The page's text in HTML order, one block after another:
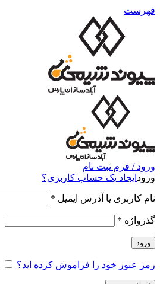
فهرست
ورود / فرم ثبت نام
ورود ایجاد یک حساب کاربری؟
نام کاربری یا آدرس ایمیل *
گذرواژه *
ورود
رمز عبور خود را فراموش کرده اید؟